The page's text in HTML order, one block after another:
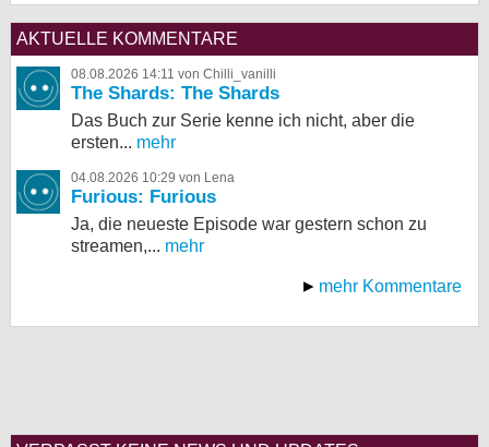
AKTUELLE KOMMENTARE
08.08.2026 14:11 von Chilli_vanilli
The Shards: The Shards
Das Buch zur Serie kenne ich nicht, aber die
ersten... mehr
04.08.2026 10:29 von Lena
Furious: Furious
Ja, die neueste Episode war gestern schon zu
streamen,... mehr
mehr Kommentare